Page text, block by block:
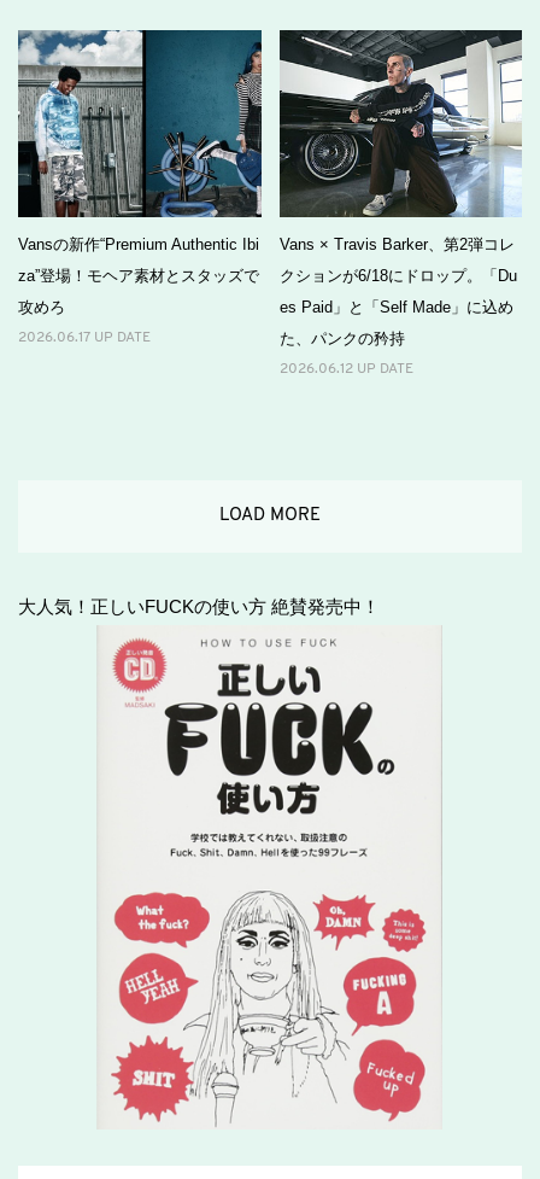
Vansの新作“Premium Authentic Ibi
za”登場！モヘア素材とスタッズで
攻めろ
2026.06.17 UP DATE
Vans × Travis Barker、第2弾コレ
クションが6/18にドロップ。「Du
es Paid」と「Self Made」に込め
た、パンクの矜持
2026.06.12 UP DATE
LOAD MORE
大人気！正しいFUCKの使い方 絶賛発売中！